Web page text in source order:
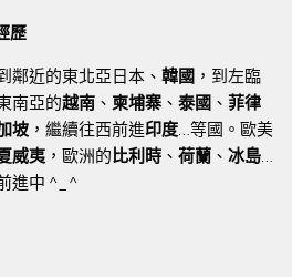
歷
鄰近的東北亞日本、 韓國 ，到左臨
南亞的越南 、 柬埔寨 、 泰國 、 菲律
坡 ，繼續往西前進印度…等國。歐美
威夷 ，歐洲的比利時 、 荷蘭 、 冰島…
進中 ^_^